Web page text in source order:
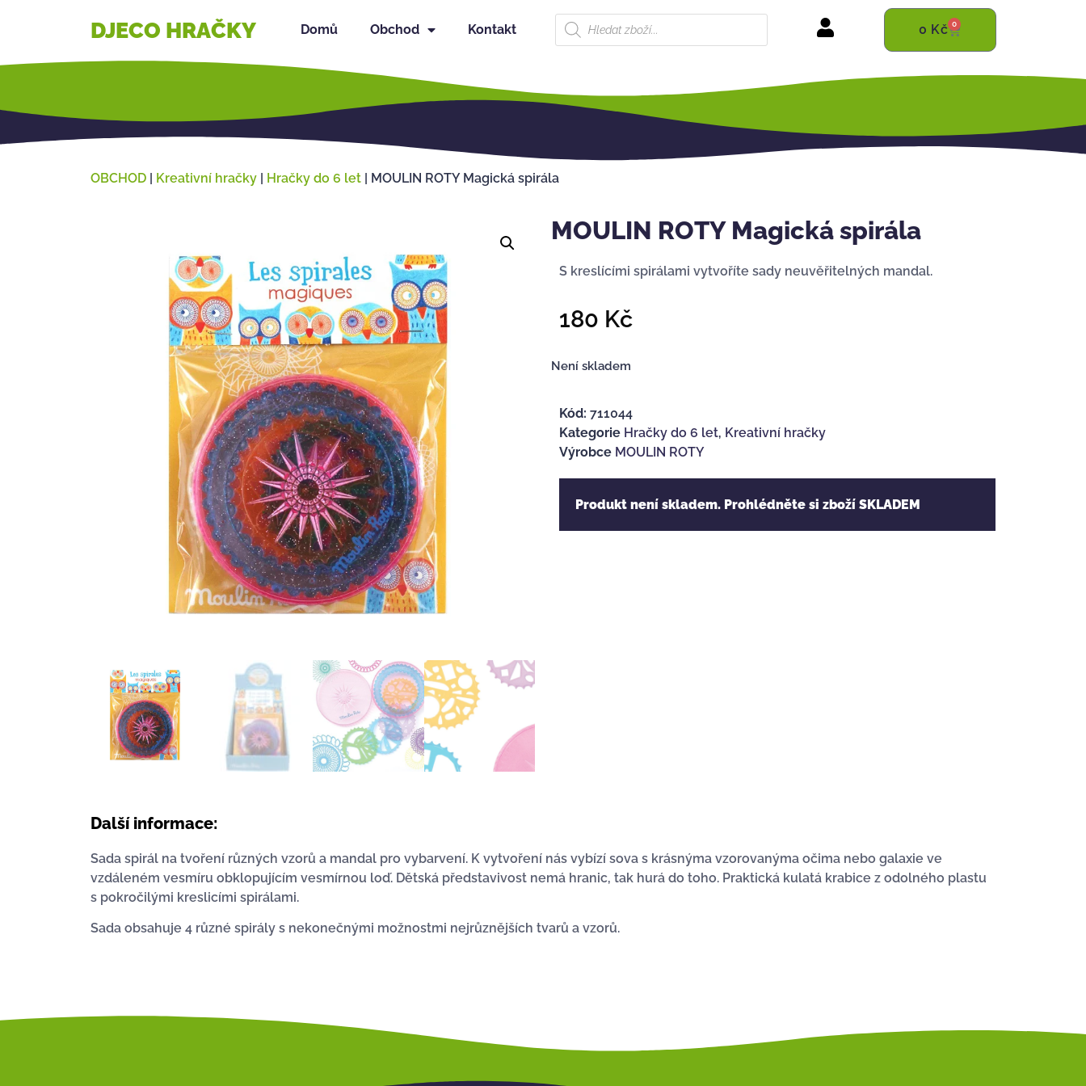
DJECO HRAČKY Domů Obchod Kontakt 0 Kč 0
OBCHOD | Kreativní hračky | Hračky do 6 let | MOULIN ROTY Magická spirála
MOULIN ROTY Magická spirála
S kreslícími spirálami vytvoříte sady neuvěřitelných mandal.
180 Kč
Není skladem
Kód: 711044
Kategorie Hračky do 6 let, Kreativní hračky
Výrobce MOULIN ROTY
Produkt není skladem. Prohlédněte si zboží SKLADEM
Další informace:
Sada spirál na tvoření různých vzorů a mandal pro vybarvení. K vytvoření nás vybízí sova s krásnýma vzorovanýma očima nebo galaxie ve
vzdáleném vesmíru obklopujícím vesmírnou loď. Dětská představivost nemá hranic, tak hurá do toho. Praktická kulatá krabice z odolného plastu
s pokročilými kreslicími spirálami.
Sada obsahuje 4 různé spirály s nekonečnými možnostmi nejrůznějších tvarů a vzorů.